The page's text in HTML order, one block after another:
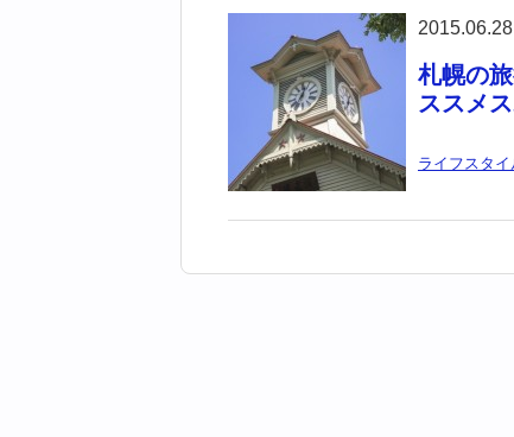
2015.06.28
札幌の
ススメ
ライフスタイ